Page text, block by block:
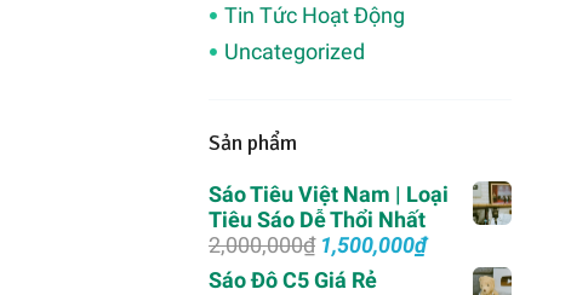
Tin Tức Hoạt Động
Uncategorized
Sản phẩm
Sáo Tiêu Việt Nam | Loại
Tiêu Sáo Dễ Thổi Nhất
2,000,000₫ Giá
gốc
1,500,000₫Giá
Sáo Đô C5 Giá Rẻ